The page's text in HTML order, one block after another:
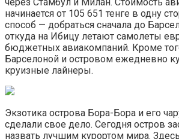
начинается от 105 651 тенге в одну
способ — добраться сначала до
откуда на Ибицу летают самолеты
бюджетных авиакомпаний. Кроме
Барселоной и островом ежедневно
круизные лайнеры.
Экзотика острова Бора-Бора и его
сделали свое дело. Сегодня остров
назвать лучшим курортом мира.